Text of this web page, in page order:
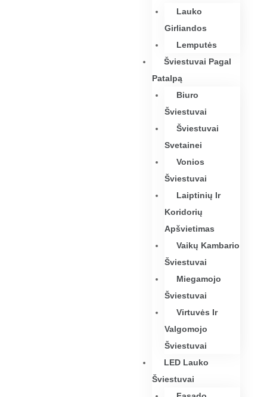
Lauko
Girliandos
Lemputės
Šviestuvai Pagal
Patalpą
Biuro
Šviestuvai
Šviestuvai
Svetainei
Vonios
Šviestuvai
Laiptinių Ir
Koridorių
Apšvietimas
Vaikų Kambario
Šviestuvai
Miegamojo
Šviestuvai
Virtuvės Ir
Valgomojo
Šviestuvai
LED Lauko
Šviestuvai